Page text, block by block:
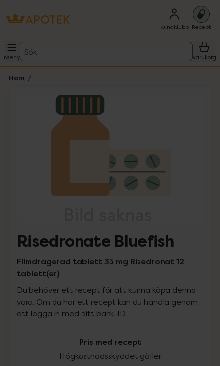
Kundklubb Recept
Meny
Sök
Varukorg
Hem
Lista: . Innehåller 1 objekt.
Risedronate Bluefish
Filmdragerad tablett 35 mg Risedronat 12
tablett(er)
Du behöver ett recept för att kunna köpa denna
vara. Om du har ett recept kan du handla genom
att logga in med ditt bank-ID.
Pris med recept
Högkostnadsskyddet gäller